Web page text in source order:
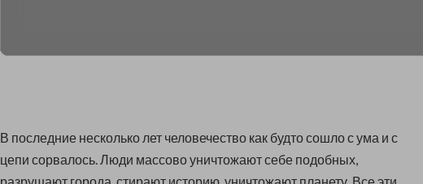
В последние несколько лет человечество как будто сошло с ума и с
цепи сорвалось. Люди массово уничтожают себе подобных,